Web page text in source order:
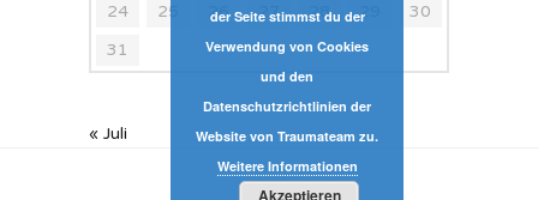
24
25 26 27 28 29
30
31
« Juli
der Seite stimmst du der
Verwendung von Cookies
und den
Datenschutzrichtlinien der
Website von Traumateam zu.
Weitere Informationen
Akzeptieren